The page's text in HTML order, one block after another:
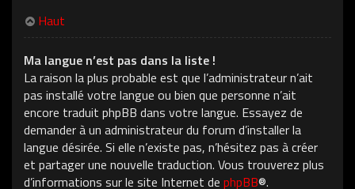
Haut
Ma langue n’est pas dans la liste !
La raison la plus probable est que l’administrateur n’ait
pas installé votre langue ou bien que personne n’ait
encore traduit phpBB dans votre langue. Essayez de
demander à un administrateur du forum d’installer la
langue désirée. Si elle n’existe pas, n’hésitez pas à créer
et partager une nouvelle traduction. Vous trouverez plus
d’informations sur le site Internet de phpBB®.